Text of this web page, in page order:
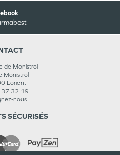
de Monistrol
Monistrol
Lorient
32 19
nous
SÉCURISÉS